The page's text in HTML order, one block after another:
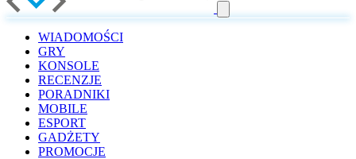
WIADOMOŚCI
GRY
KONSOLE
RECENZJE
PORADNIKI
MOBILE
ESPORT
GADŻETY
PROMOCJE